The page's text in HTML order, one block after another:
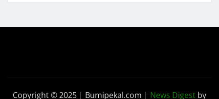
Copyright © 2025 | Bumipekal.com | News Digest by